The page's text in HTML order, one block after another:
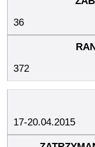
36
372
17-20.04.2015